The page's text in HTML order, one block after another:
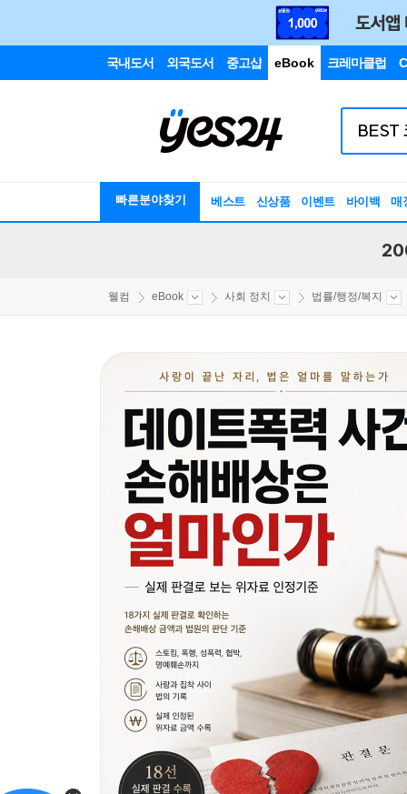
국내도서 외국도서 중고샵 eBook 크레마클럽
빠른분야찾기 베스트 신상품 이벤트 바이백 매
웰컴 eBook 사회 정치 법률/행정/복지